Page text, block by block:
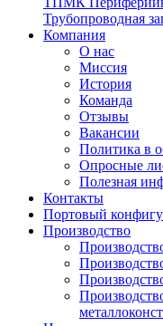
Трубопроводная
Компания
О нас
Миссия
История
Команда
Отзывы
Вакансии
Политика в
Опросные
Полезная
Контакты
Портовый
Производство